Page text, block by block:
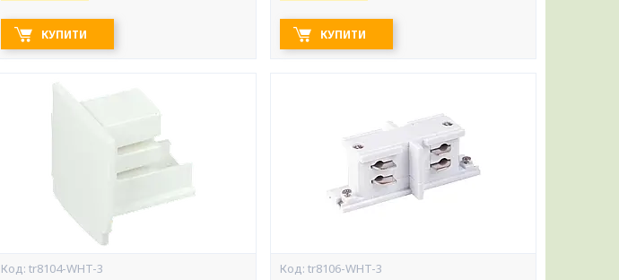
КУПИТИ КУПИТИ
tr8104-WHT-3 tr8106-WHT-3